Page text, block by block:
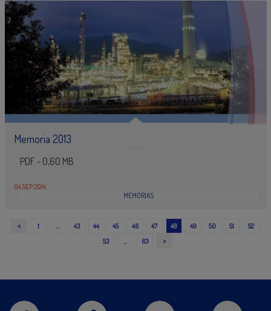
Memoria 2013
PDF - 0,60 MB
04 SEP 2014
MEMORIAS
< 1 … 43 44 45 46 47 48 49 50 51
52
53
… 63 >